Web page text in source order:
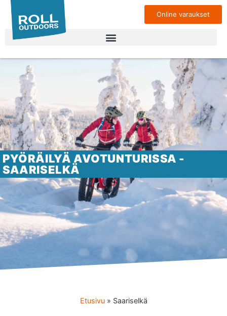
Online varaukset
PYÖRÄILYÄ AVOTUNTURISSA -
SAARISELKÄ
Etusivu» Saariselkä